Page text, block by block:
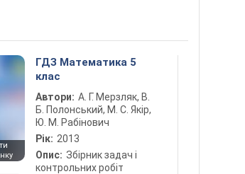
ГДЗ Математика 5
клас
Автори: А. Г. Мерзляк, В.
Б. Полонський, М. С. Якір,
Ю. М. Рабінович
Рік: 2013
Опис: Збірник задач і
контрольних робіт